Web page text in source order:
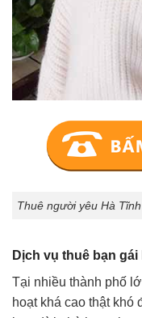
Thuê người yêu Hà Tĩnh
Dịch vụ thuê bạn gái
Tại nhiều thành phố
hoạt khá cao thật